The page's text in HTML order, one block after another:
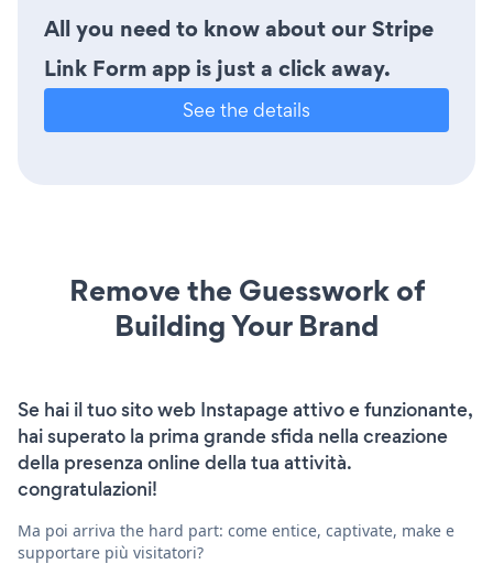
All you need to know about our Stripe
Link Form app is just a click away.
See the details
Remove the Guesswork of
Building Your Brand
Se hai il tuo sito web Instapage attivo e funzionante,
hai superato la prima grande sfida nella creazione
della presenza online della tua attività.
congratulazioni!
Ma poi arriva the hard part: come entice, captivate, make e
supportare più visitatori?